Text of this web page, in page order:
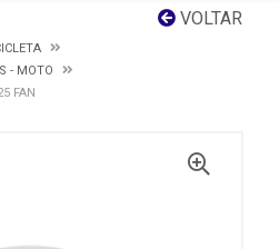
VOLTAR
- MOTO
FAN